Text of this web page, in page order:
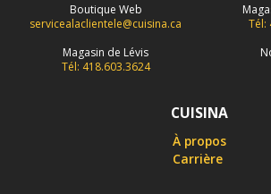
Boutique Web
servicealaclientele@cuisina.ca
Tél:
Magasin de Lévis
Tél: 418.603.3624
CUISINA
À propos
Carrière